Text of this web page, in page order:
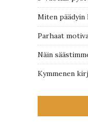
Miten
Parhaat
Näin
Kymmenen